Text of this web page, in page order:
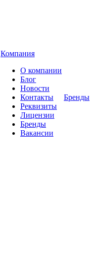
Компания
О компании
Блог
Новости
Контакты
Реквизиты
Лицензии
Бренды
Вакансии
Бренды